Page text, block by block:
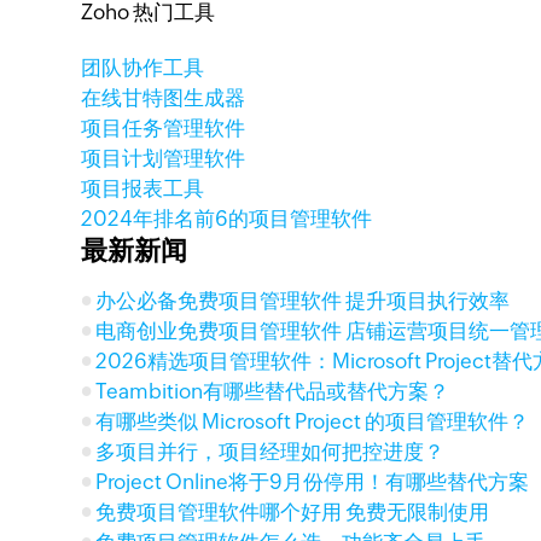
Zoho 热门工具
团队协作工具
在线甘特图生成器
项目任务管理软件
项目计划管理软件
项目报表工具
2024年排名前6的项目管理软件
最新新闻
办公必备免费项目管理软件 提升项目执行效率
电商创业免费项目管理软件 店铺运营项目统一管
2026精选项目管理软件：Microsoft Project替代
Teambition有哪些替代品或替代方案？
有哪些类似 Microsoft Project 的项目管理软件？
多项目并行，项目经理如何把控进度？
Project Online将于9月份停用！有哪些替代方案
免费项目管理软件哪个好用 免费无限制使用